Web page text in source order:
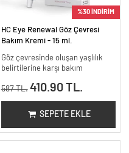
%30 İNDİRİM
HC Eye Renewal Göz Çevresi
Bakım Kremi - 15 ml.
Göz çevresinde oluşan yaşlılık
belirtilerine karşı bakım
587 TL. 410.90 TL.
SEPETE EKLE